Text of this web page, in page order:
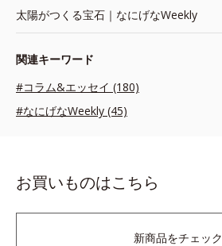
太陽がつくる宝石｜なにげなWeekly
関連キーワード
#コラム&エッセイ (180)
#なにげなWeekly (45)
お買いものはこちら
新商品をチェック